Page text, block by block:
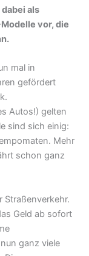
als
vor, die
mal in
gefördert
Autos!) gelten
sind sich einig:
Mehr
schon ganz
Straßenverkehr.
Geld ab sofort
ganz viele